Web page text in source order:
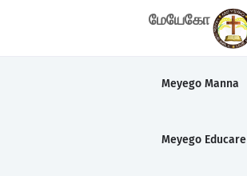
மேயேகோ
Meyego Manna
Meyego Educare